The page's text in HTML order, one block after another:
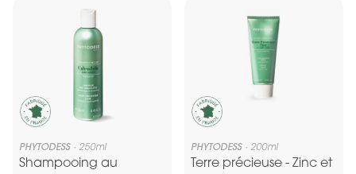
PHYTODESS 250ml
Shampooing au
PHYTODESS 200ml
Terre précieuse - Zinc et